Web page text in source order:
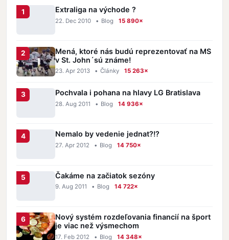
Extraliga na východe ?
22. Dec 2010 • Blog 15 890×
Mená, ktoré nás budú reprezentovať na MS
v St. John´sú známe!
23. Apr 2013 • Články 15 263×
Pochvala i pohana na hlavy LG Bratislava
28. Aug 2011 • Blog 14 936×
Nemalo by vedenie jednat?!?
27. Apr 2012 • Blog 14 750×
Čakáme na začiatok sezóny
9. Aug 2011 • Blog 14 722×
Nový systém rozdeľovania financií na šport
je viac než výsmechom
17. Feb 2012 • Blog 14 348×